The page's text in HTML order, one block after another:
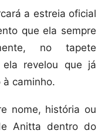
a estreia oficial
que ela sempre
no tapete
revelou que já
caminho.
nome, história ou
Anitta dentro do